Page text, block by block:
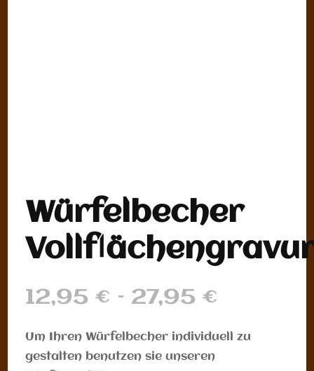
Würfelbecher
12,95 € – 27,95 €
12,95 €
Um Ihren Würfelbecher individuell zu
gestalten benutzen sie unseren